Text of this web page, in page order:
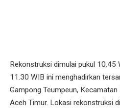
Rekonstruksi dimulai pukul 10.45
11.30 WIB ini menghadirkan
Gampong Teumpeun,
Aceh Timur. Lokasi rekonstruksi